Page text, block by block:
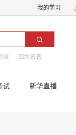
我的学习
球 四大名著
试 新华直播